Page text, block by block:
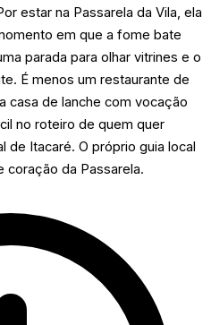
estar na Passarela da Vila, ela
em que a fome bate
parada para olhar vitrines e o
É menos um restaurante de
casa de lanche com vocação
no roteiro de quem quer
de Itacaré. O próprio guia local
coração da Passarela.